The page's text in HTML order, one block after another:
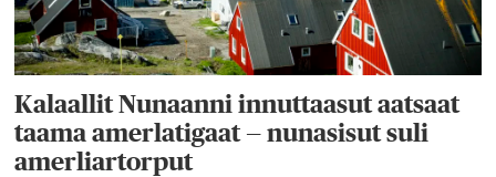
Kalaallit Nunaanni innuttaasut aatsaat
taama amerlatigaat — nunasisut suli
amerliartorput